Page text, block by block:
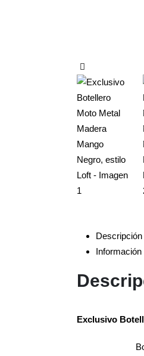
Descripción
Información
Exclusivo